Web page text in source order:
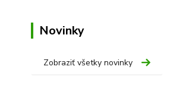
Novinky
Zobraziť všetky novinky